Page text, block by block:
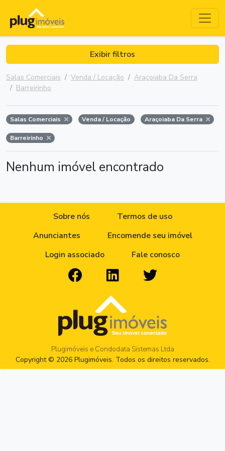
Exibir filtros
Salas Comerciais Venda / Locação
Araçoiaba Da Serra
Barreirinho
Salas Comerciais Venda / Locação Araçoiaba Da Serra
Barreirinho
Nenhum imóvel encontrado
Sobre nós
Termos de uso
Anunciantes
Encomende seu imóvel
Login associado
Fale conosco
Plugimóveis e Condodata Sistemas Ltda
Copyright © 2026 Plugimóveis. Todos os direitos reservados.